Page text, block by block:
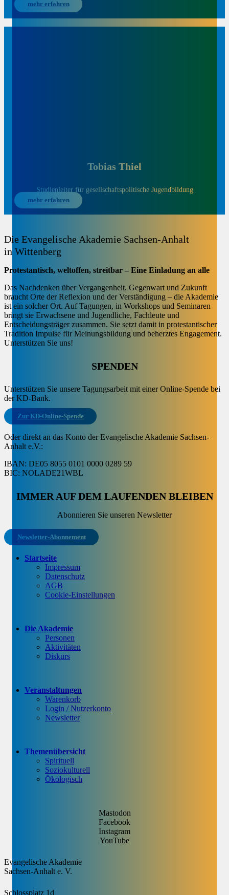
mehr erfahren
Tobias Thiel
Studienleiter für gesellschaftspolitische Jugendbildung
mehr erfahren
Die Evangelische Akademie Sachsen-Anhalt
in Wittenberg
Protestantisch, weltoffen, streitbar – Eine Einladung an alle
Das Nachdenken über Vergangenheit, Gegenwart und Zukunft
braucht Orte der Reflexion und der Verständigung – die Akademie
ist ein solcher Ort. Auf Tagungen, in Workshops und Seminaren
bringt sie Erwachsene und Jugendliche, Fachleute und
Entscheidungsträger zusammen. Sie setzt damit in protestantischer
Tradition Impulse für Meinungsbildung und beherztes Engagement.
Unterstützen Sie uns!
SPENDEN
Unterstützen Sie unsere Tagungsarbeit mit einer Online-Spende bei
der KD-Bank.
Zur KD-Online-Spende
Oder direkt an das Konto der Evangelische Akademie Sachsen-
Anhalt e.V.:
IBAN: DE05 8055 0101 0000 0289 59
BIC: NOLADE21WBL
IMMER AUF DEM LAUFENDEN BLEIBEN
Abonnieren Sie unseren Newsletter
Newsletter-Abonnement
Startseite
Impressum
Datenschutz
AGB
Cookie-Einstellungen
Die Akademie
Personen
Aktivitäten
Diskurs
Veranstaltungen
Warenkorb
Login / Nutzerkonto
Newsletter
Themenübersicht
Spirituell
Soziokulturell
Ökologisch
Mastodon
Facebook
Instagram
YouTube
Evangelische Akademie
Sachsen-Anhalt e. V.
Schlossplatz 1d